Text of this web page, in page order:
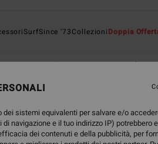
SurfSince '73CollezioniDoppia
Vedi tutto Donna Vedi
sistemi equivalenti per salvare e/o
navigazione e il tuo indirizzo IP) potrebbero
dei contenuti e della pubblicità, per